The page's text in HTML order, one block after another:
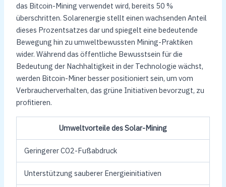
das Bitcoin-Mining verwendet wird, bereits 50 %
überschritten. Solarenergie stellt einen wachsenden Anteil
dieses Prozentsatzes dar und spiegelt eine bedeutende
Bewegung hin zu umweltbewussten Mining-Praktiken
wider. Während das öffentliche Bewusstsein für die
Bedeutung der Nachhaltigkeit in der Technologie wächst,
werden Bitcoin-Miner besser positioniert sein, um vom
Verbraucherverhalten, das grüne Initiativen bevorzugt, zu
profitieren.
Umweltvorteile des Solar-Mining
Geringerer CO2-Fußabdruck
Unterstützung sauberer Energieinitiativen